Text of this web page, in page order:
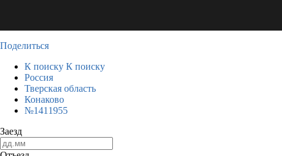
Поделиться
К поиску К поиску
Россия
Тверская область
Конаково
№1411955
Заезд